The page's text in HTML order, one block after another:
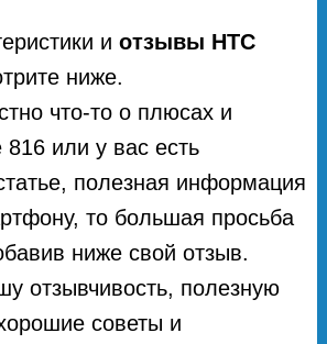
иотзывы HTC
ниже.
что-то о плюсах и
или у вас есть
полезная информация
то большая просьба
ниже свой отзыв.
отзывчивость, полезную
советы и